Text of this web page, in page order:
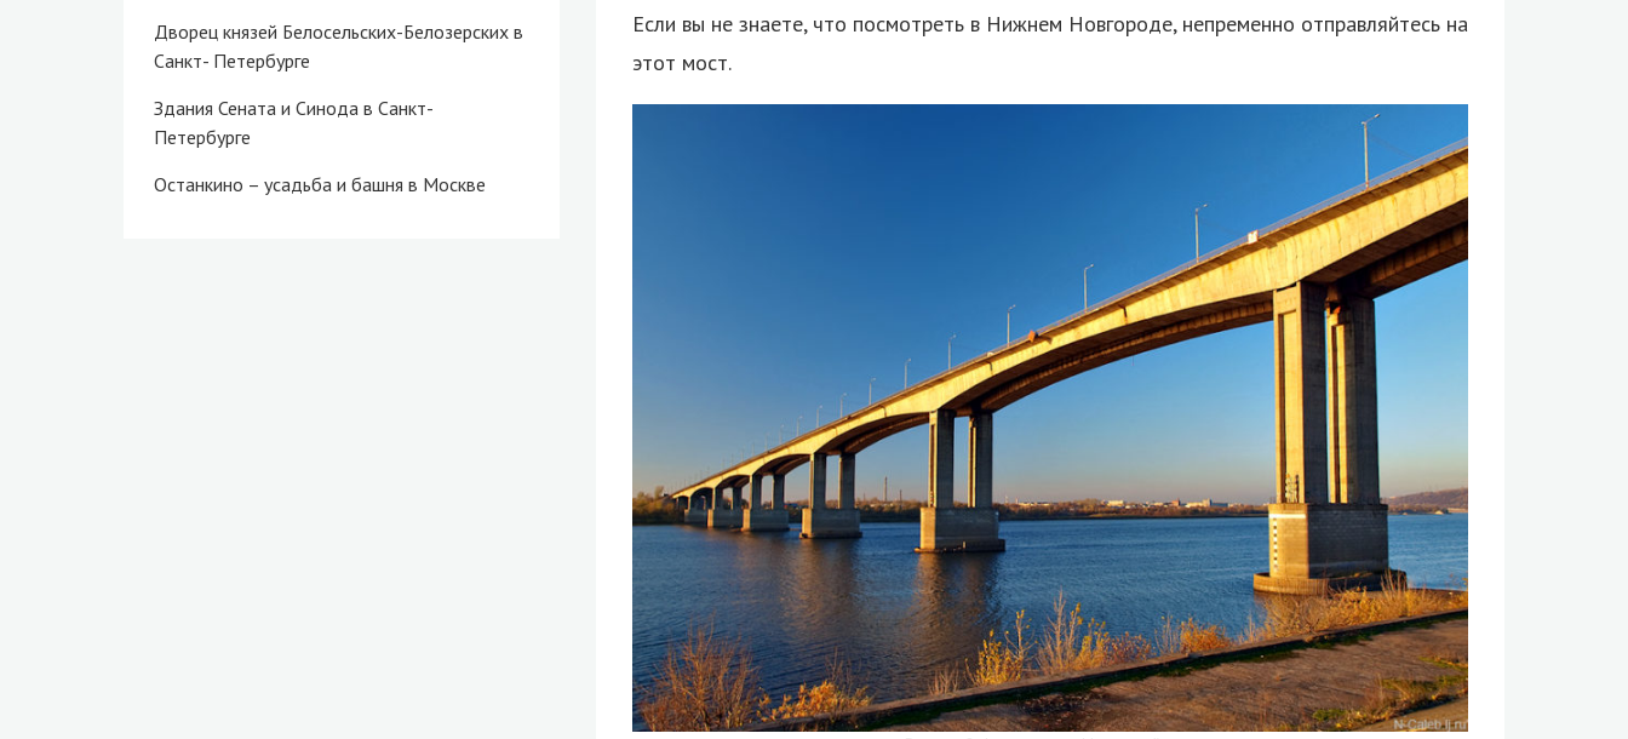
Если вы не знаете, что посмотреть в Нижнем Новгороде, непременно отправляйтесь на
этот мост.
Дворец князей Белосельских-Белозерских в
Санкт- Петербурге
Здания Сената и Синода в Санкт-
Петербурге
Останкино – усадьба и башня в Москве